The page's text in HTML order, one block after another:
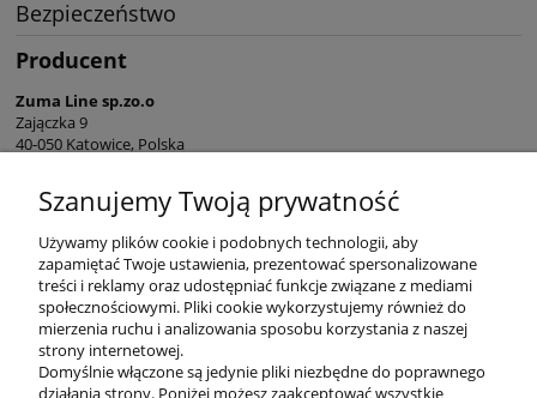
Bezpieczeństwo
Producent
Zuma Line sp.zo.o
Zajączka 9
40-050 Katowice, Polska
+48 32 730 66 10
KONTAKT
Szanujemy Twoją prywatność
Używamy plików cookie i podobnych technologii, aby
zapamiętać Twoje ustawienia, prezentować spersonalizowane
treści i reklamy oraz udostępniać funkcje związane z mediami
społecznościowymi. Pliki cookie wykorzystujemy również do
mierzenia ruchu i analizowania sposobu korzystania z naszej
strony internetowej.
Domyślnie włączone są jedynie pliki niezbędne do poprawnego
działania strony. Poniżej możesz zaakceptować wszystkie